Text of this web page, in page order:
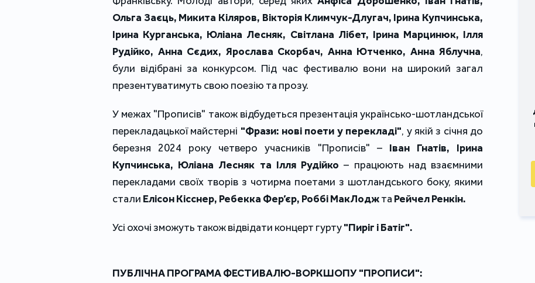
Ольга Заєць, Микита Кіляров, Вікторія Климчук-Длугач, Ірина Купчинська,
Ірина Курганська, Юліана Лесняк, Світлана Лібет, Ірина Марцинюк, Ілля
Рудійко, Анна Сєдих, Ярослава Скорбач, Анна Ютченко, Анна Яблучна,
були відібрані за конкурcом. Під час фестивалю вони на широкий загал
презентуватимуть свою поезію та прозу.
У межах "Прописів" також відбудеться презентація українсько-шотландської
перекладацької майстерні "Фрази: нові поети у перекладі", у якій з січня до
березня 2024 року четверо учасників "Прописів" – Іван Гнатів, Ірина
Купчинська, Юліана Лесняк та Ілля Рудійко – працюють над взаємними
перекладами своїх творів з чотирма поетами з шотландського боку, якими
стали Елісон Кісснер, Ребекка Фер’єр, Роббі МакЛоджта Рейчел Ренкін.
Усі охочі зможуть також відвідати концерт гурту"Пиріг і Батіг".
ПУБЛІЧНА ПРОГРАМА ФЕСТИВАЛЮ-ВОРКШОПУ "ПРОПИСИ":